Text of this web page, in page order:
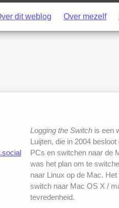
dit weblog Over mezelf
Logging the Switchis een
Luijten, die in 2004
PCs en switchen naar de
was het plan om te
naar Linux op de Mac.
switch naar Mac OS X /
tevredenheid.